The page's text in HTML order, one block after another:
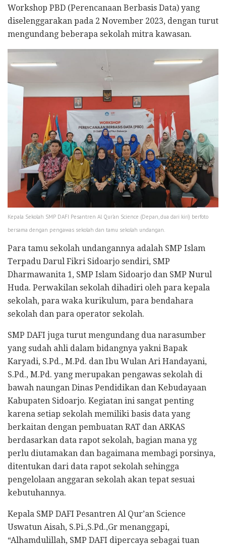
Workshop PBD (Perencanaan Berbasis Data) yang
diselenggarakan pada 2 November 2023, dengan turut
mengundang beberapa sekolah mitra kawasan.
Kepala Sekolah SMP DAFI Pesantren Al Qur’an Science (Depan, dua dari kiri) berfoto
bersama dengan pengawas sekolah dan tamu sekolah undangan.
Para tamu sekolah undangannya adalah SMP Islam
Terpadu Darul Fikri Sidoarjo sendiri, SMP
Dharmawanita 1, SMP Islam Sidoarjo dan SMP Nurul
Huda. Perwakilan sekolah dihadiri oleh para kepala
sekolah, para waka kurikulum, para bendahara
sekolah dan para operator sekolah.
SMP DAFI juga turut mengundang dua narasumber
yang sudah ahli dalam bidangnya yakni Bapak
Karyadi, S.Pd., M.Pd. dan Ibu Wulan Ari Handayani,
S.Pd., M.Pd. yang merupakan pengawas sekolah di
bawah naungan Dinas Pendidikan dan Kebudayaan
Kabupaten Sidoarjo. Kegiatan ini sangat penting
karena setiap sekolah memiliki basis data yang
berkaitan dengan pembuatan RAT dan ARKAS
berdasarkan data rapot sekolah, bagian mana yg
perlu diutamakan dan bagaimana membagi porsinya,
ditentukan dari data rapot sekolah sehingga
pengelolaan anggaran sekolah akan tepat sesuai
kebutuhannya.
Kepala SMP DAFI Pesantren Al Qur’an Science
Uswatun Aisah, S.Pi.,S.Pd.,Gr menanggapi,
“Alhamdulillah, SMP DAFI dipercaya sebagai tuan